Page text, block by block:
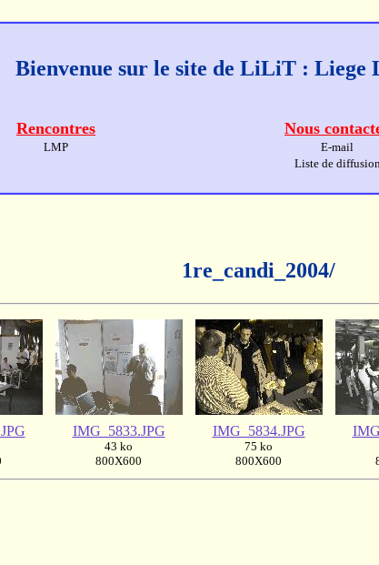
Bienvenue sur le site de LiLiT : Liege
Rencontres
LMP
Nous
E-mail
Liste de
1re_candi_2004/
IMG_5833.JPG
43 ko
800X600
IMG_5834.JPG
75 ko
800X600